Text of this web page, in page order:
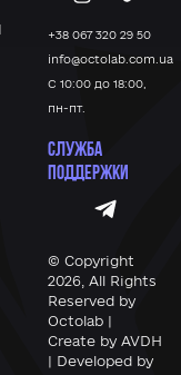
+38 067 320 29 50
info@octolab.com.ua
С 10:00 до 18:00,
пн-пт.
СЛУЖБА
ПОДДЕРЖКИ
© Copyright
2026, All Rights
Reserved by
Octolab |
Create by AVDH
| Developed by